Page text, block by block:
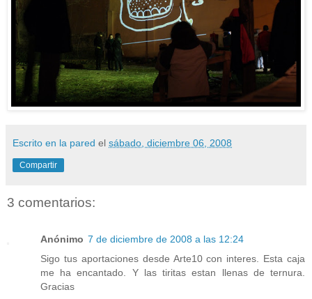
Escrito en la pared el sábado, diciembre 06, 2008
Compartir
3 comentarios:
Anónimo 7 de diciembre de 2008 a las 12:24
Sigo tus aportaciones desde Arte10 con interes. Esta caja
me ha encantado. Y las tiritas estan llenas de ternura.
Gracias